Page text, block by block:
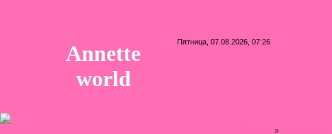
Annette
world
Пятница, 07.08.2026, 07:26
»